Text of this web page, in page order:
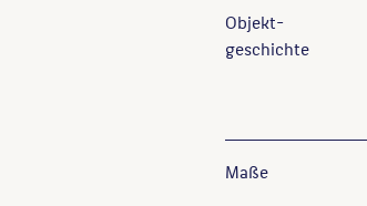
Objekt­
geschichte
Maße